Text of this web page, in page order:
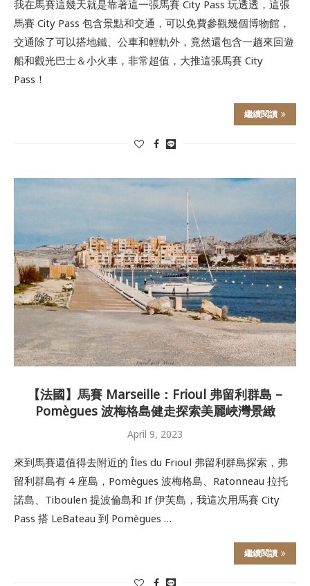
我在馬賽這幾天就是靠著這一張馬賽 City Pass 玩透透，這張
馬賽 City Pass 包含景點和交通，可以免費參觀幾個博物館，
交通除了可以搭地鐵、公車和輕軌外，竟然還包含一趟來回遊
船和觀光巴士＆小火車，非常超值，大推這張馬賽 City
Pass！
繼續閱讀
【法國】馬賽 Marseille：Frioul 弗留利群島 –
Pomègues 波梅格島健走探索美麗峽灣景緻
April 9, 2023
來到馬賽還值得去附近的 Îles du Frioul 弗留利群島探索，弗
留利群島有 4 座島，Pomègues 波梅格島、Ratonneau 拉托
諾島、Tiboulen 提波倫島和 If 伊芙島，我這次用馬賽 City
Pass 搭 LeBateau 到 Pomègues …
繼續閱讀